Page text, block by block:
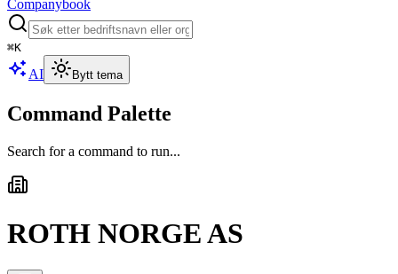
Companybook
⌘K
AI Bytt tema
Command Palette
Search for a command to run...
ROTH NORGE AS